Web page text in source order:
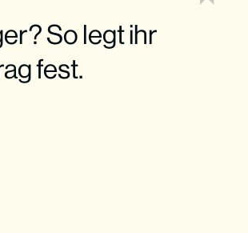
So legt ihr
fest.